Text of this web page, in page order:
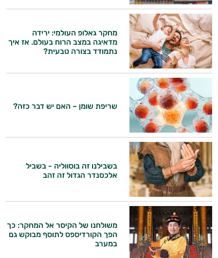
מחקר גאלופ העולמי: ירידה
מדאיגה במצב הרוח בעולם. אז איך
נתמודד בצורה טבעית?
שריפת שומן – האם יש דבר כזה?
בשבילנו זה בוסווליה - בשביל
אלכסנדר הגדול זה זהב
משולחנו של הקיסר אל המחקר: כך
הפך הקורדיספס לתוסף מבוקש גם
במערב
התשובות שלי מבוססות על מאגרי מידע קליניים
וספרות מקצועית בתחומי הרפואה הטבעית
ותזונת הספורט.
אני כאן כדי לעזור לך להתאים את תוספי
התזונה ומוצרי הבריאות המדויקים למטרות
ולמצב הגופני שלך, ולהסביר לך אילו רכיבים
עובדים יחד כדי למקסם תוצאות גם בחיי היום
יום וגם בתחום הכושר והספורט.
המטרה שלי היא להתאים עבורך המלצות
אישיות מבוססות מדעית.
זה הזמן להתחיל. איך אוכל לעזור?